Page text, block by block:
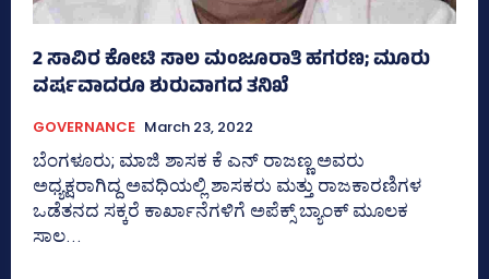
2 ಸಾವಿರ ಕೋಟಿ ಸಾಲ ಮಂಜೂರಾತಿ ಹಗರಣ; ಮೂರು
ವರ್ಷವಾದರೂ ಶುರುವಾಗದ ತನಿಖೆ
GOVERNANCE March 23, 2022
ಬೆಂಗಳೂರು; ಮಾಜಿ ಶಾಸಕ ಕೆ ಎನ್‌ ರಾಜಣ್ಣ ಅವರು
ಅಧ್ಯಕ್ಷರಾಗಿದ್ದ ಅವಧಿಯಲ್ಲಿ ಶಾಸಕರು ಮತ್ತು ರಾಜಕಾರಣಿಗಳ
ಒಡೆತನದ ಸಕ್ಕರೆ ಕಾರ್ಖಾನೆಗಳಿಗೆ ಅಪೆಕ್ಸ್‌ ಬ್ಯಾಂಕ್‌ ಮೂಲಕ
ಸಾಲ...